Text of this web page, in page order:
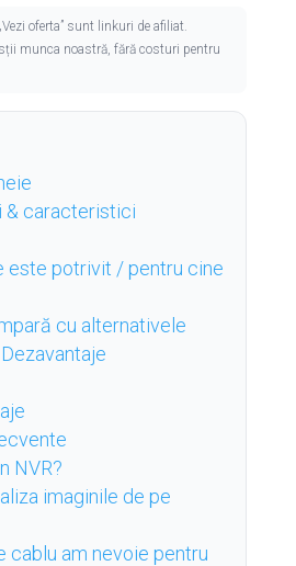
oferta” sunt linkuri de afiliat.
munca noastră, fără costuri pentru
& caracteristici
este potrivit / pentru cine
cu alternativele
NVR?
imaginile de pe
cablu am nevoie pentru